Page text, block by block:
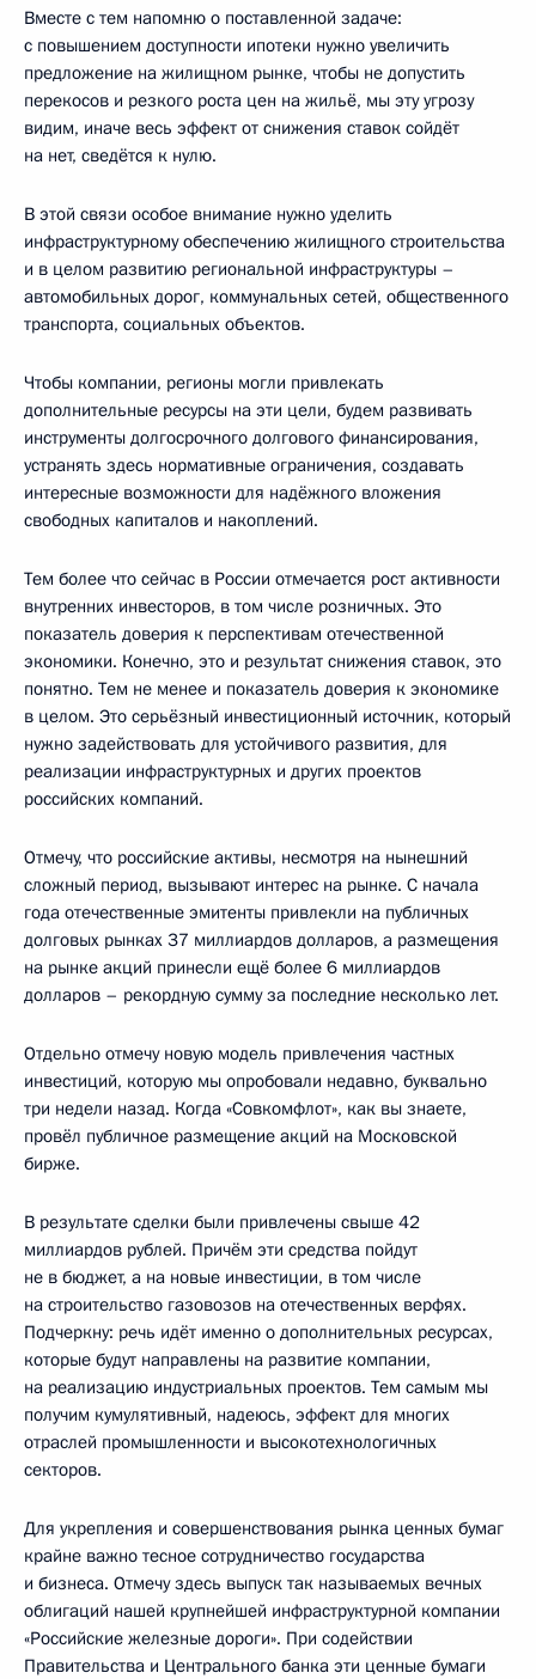
Вместе с тем напомню о поставленной задаче:
с повышением доступности ипотеки нужно увеличить
предложение на жилищном рынке, чтобы не допустить
перекосов и резкого роста цен на жильё, мы эту угрозу
видим, иначе весь эффект от снижения ставок сойдёт
на нет, сведётся к нулю.
В этой связи особое внимание нужно уделить
инфраструктурному обеспечению жилищного строительства
и в целом развитию региональной инфраструктуры –
автомобильных дорог, коммунальных сетей, общественного
транспорта, социальных объектов.
Чтобы компании, регионы могли привлекать
дополнительные ресурсы на эти цели, будем развивать
инструменты долгосрочного долгового финансирования,
устранять здесь нормативные ограничения, создавать
интересные возможности для надёжного вложения
свободных капиталов и накоплений.
Тем более что сейчас в России отмечается рост активности
внутренних инвесторов, в том числе розничных. Это
показатель доверия к перспективам отечественной
экономики. Конечно, это и результат снижения ставок, это
понятно. Тем не менее и показатель доверия к экономике
в целом. Это серьёзный инвестиционный источник, который
нужно задействовать для устойчивого развития, для
реализации инфраструктурных и других проектов
российских компаний.
Отмечу, что российские активы, несмотря на нынешний
сложный период, вызывают интерес на рынке. С начала
года отечественные эмитенты привлекли на публичных
долговых рынках 37 миллиардов долларов, а размещения
на рынке акций принесли ещё более 6 миллиардов
долларов – рекордную сумму за последние несколько лет.
Отдельно отмечу новую модель привлечения частных
инвестиций, которую мы опробовали недавно, буквально
три недели назад. Когда «Совкомфлот», как вы знаете,
провёл публичное размещение акций на Московской
бирже.
В результате сделки были привлечены свыше 42
миллиардов рублей. Причём эти средства пойдут
не в бюджет, а на новые инвестиции, в том числе
на строительство газовозов на отечественных верфях.
Подчеркну: речь идёт именно о дополнительных ресурсах,
которые будут направлены на развитие компании,
на реализацию индустриальных проектов. Тем самым мы
получим кумулятивный, надеюсь, эффект для многих
отраслей промышленности и высокотехнологичных
секторов.
Для укрепления и совершенствования рынка ценных бумаг
крайне важно тесное сотрудничество государства
и бизнеса. Отмечу здесь выпуск так называемых вечных
облигаций нашей крупнейшей инфраструктурной компании
«Российские железные дороги». При содействии
Правительства и Центрального банка эти ценные бумаги